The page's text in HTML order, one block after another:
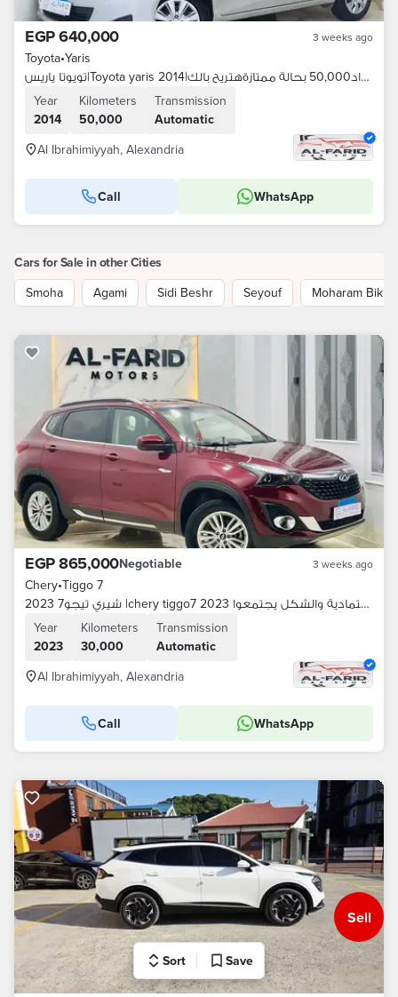
EGP 640,000 3 weeks ago
Toyota•Yaris
تويوتا ياريس|Toyota yaris 2014|عداد50,000 بحالة ممتازةهتريح بالك
Year
2014
Kilometers
50,000
Transmission
Automatic
Al Ibrahimiyyah, Alexandria
Call WhatsApp
Cars for Sale in other Cities
Smoha
Agami Sidi Beshr Seyouf Moharam Bik
EGP 865,000Negotiable 3 weeks ago
Chery•Tiggo 7
شيري تيجو7 2023 |chery tiggo7 2023 لما الاعتمادية والشكل يجتمعوا
Year
2023
Kilometers
30,000
Transmission
Automatic
Al Ibrahimiyyah, Alexandria
Call WhatsApp
Sell
Sort Save